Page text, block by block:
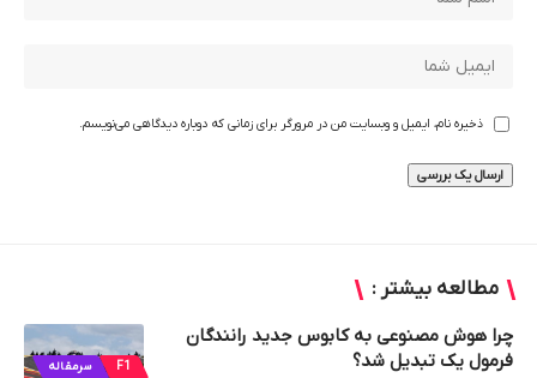
ذخیره نام، ایمیل و وبسایت من در مرورگر برای زمانی که دوباره دیدگاهی می‌نویسم.
مطالعه بیشتر :
F1
سرمقاله
چرا هوش مصنوعی به کابوس جدید رانندگان
فرمول یک تبدیل شد؟